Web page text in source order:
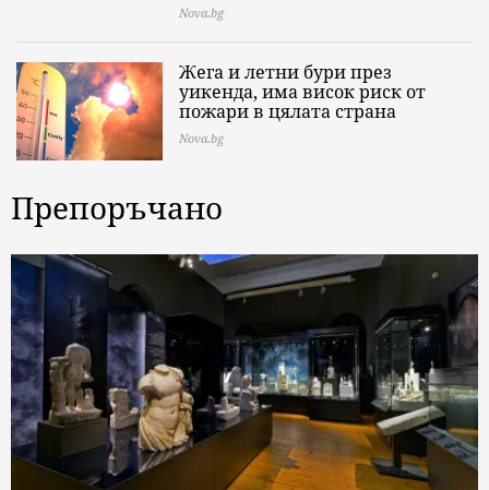
Nova.bg
Жега и летни бури през
уикенда, има висок риск от
пожари в цялата страна
Nova.bg
Препоръчано